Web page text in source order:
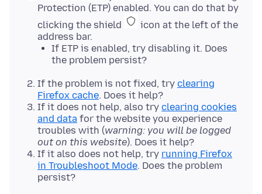
Protection (ETP) enabled. You can do that by
clicking the shield
icon at the left of the
address bar.
If ETP is enabled, try disabling it. Does
the problem persist?
If the problem is not fixed, try clearing
Firefox cache. Does it help?
If it does not help, also try clearing cookies
and data for the website you experience
troubles with (warning: you will be logged
out on this website). Does it help?
If it also does not help, try running Firefox
in Troubleshoot Mode. Does the problem
persist?